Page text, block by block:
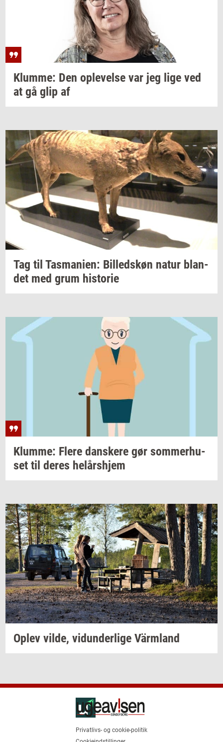
Klum­me: Den op­le­vel­se var jeg lige ved
at gå glip af
Tag til Tas­ma­ni­en: Bil­leds­køn natur blan­
det med grum hi­sto­rie
Klum­me: Flere dan­ske­re gør som­mer­hu­
set til deres helårs­hjem
Oplev vilde, vi­dun­der­li­ge Värmland
Privatlivs- og cookie-politik